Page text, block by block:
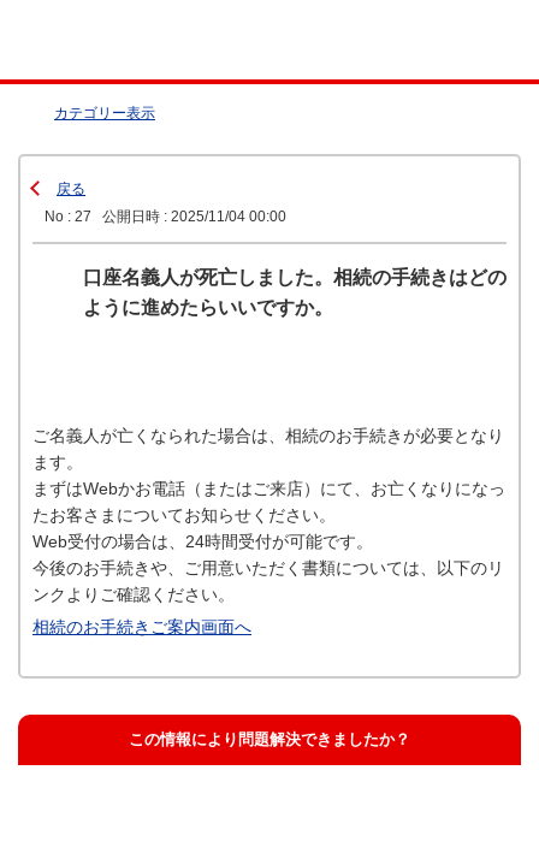
カテゴリー表示
戻る
No : 27
公開日時 : 2025/11/04 00:00
口座名義人が死亡しました。相続の手続きはどの
ように進めたらいいですか。
ご名義人が亡くなられた場合は、相続のお手続きが必要となり
ます。
まずはWebかお電話（またはご来店）にて、お亡くなりになっ
たお客さまについてお知らせください。
Web受付の場合は、24時間受付が可能です。
今後のお手続きや、ご用意いただく書類については、以下のリ
ンクよりご確認ください。
相続のお手続きご案内画面へ
この情報により問題解決できましたか？